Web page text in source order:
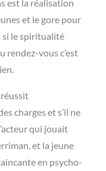
est la réalisation
et le gore pour
si le spiritualité
rendez-vous c’est
charges et s’il ne
qui jouait
et la jeune
en psycho-